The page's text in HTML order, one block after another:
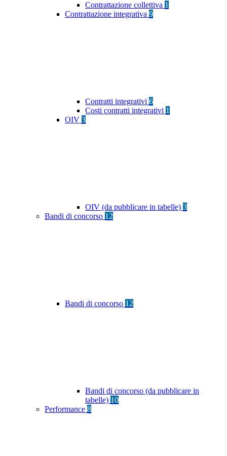
Contrattazione collettiva 1
Contrattazione integrativa 9
Contratti integrativi 6
Costi contratti integrativi 1
OIV 3
OIV (da pubblicare in tabelle) 3
Bandi di concorso 12
Bandi di concorso 12
Bandi di concorso (da pubblicare in
tabelle) 10
Performance 8